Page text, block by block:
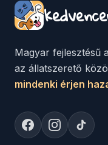
Magyar fejlesztésű
az állatszerető
mindenki érjen